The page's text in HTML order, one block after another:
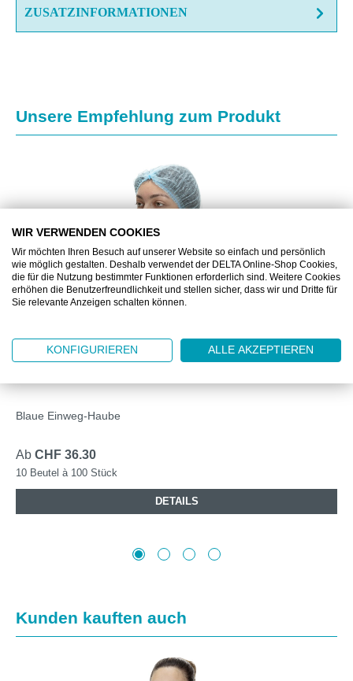
ZUSATZINFORMATIONEN
Produktgalerie überspringen
Unsere Empfehlung zum Produkt
DZ681050B
Blaue Einweg-Haube
Ab CHF 36.30
10 Beutel à 100 Stück
DETAILS
Produktgalerie überspringen
Kunden kauften auch
WIR VERWENDEN COOKIES
Wir möchten Ihren Besuch auf unserer Website so einfach und persönlich
wie möglich gestalten. Deshalb verwendet der DELTA Online-Shop Cookies,
die für die Nutzung bestimmter Funktionen erforderlich sind. Weitere Cookies
erhöhen die Benutzerfreundlichkeit und stellen sicher, dass wir und Dritte für
Sie relevante Anzeigen schalten können.
KONFIGURIEREN ALLE AKZEPTIEREN